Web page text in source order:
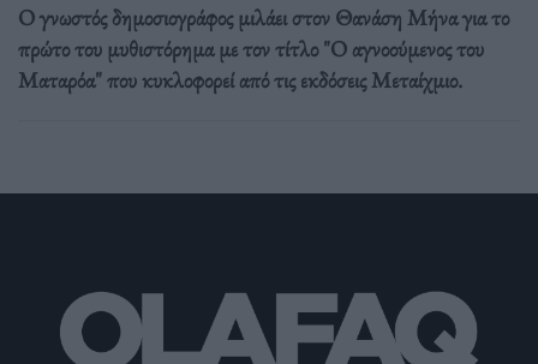
Ο γνωστός δημοσιογράφος μιλάει στον Θανάση Μήνα για το
πρώτο του μυθιστόρημα με τον τίτλο "Ο αγνοούμενος του
Ματαρόα" που κυκλοφορεί από τις εκδόσεις Μεταίχμιο.